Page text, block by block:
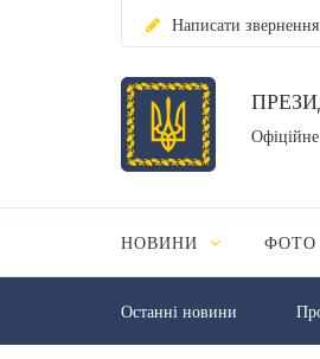
Написати звернення
НОВИНИ ФОТО
Останні новини